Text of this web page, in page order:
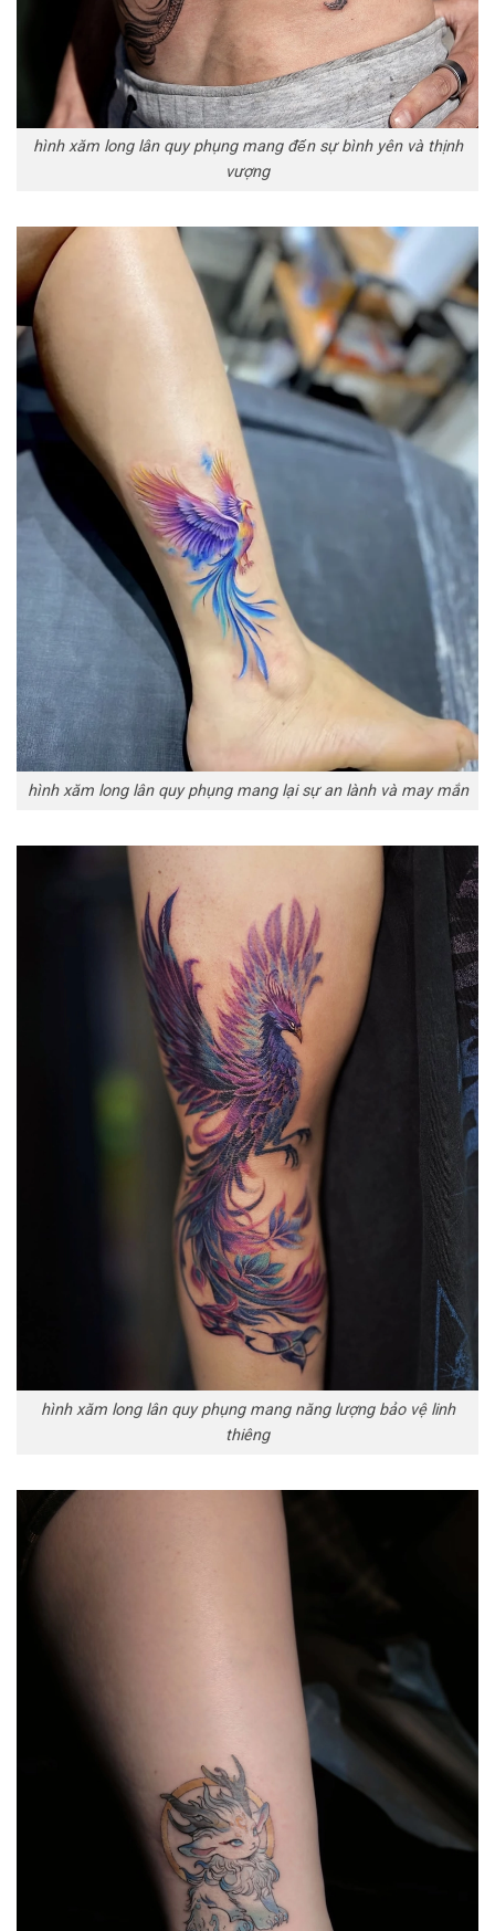
hình xăm long lân quy phụng mang đến sự bình yên và thịnh
vượng
hình xăm long lân quy phụng mang lại sự an lành và may mắn
hình xăm long lân quy phụng mang năng lượng bảo vệ linh
thiêng